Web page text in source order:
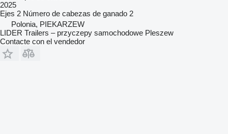
2025
Ejes 2 Número de cabezas de ganado 2
Polonia, PIEKARZEW
LIDER Trailers – przyczepy samochodowe Pleszew
Contacte con el vendedor